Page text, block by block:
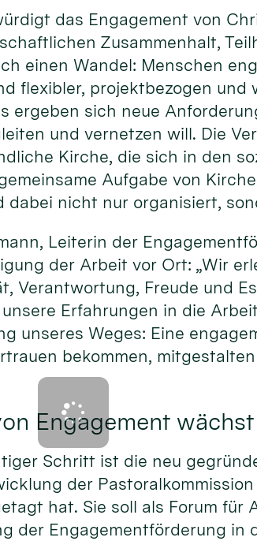
das Engagement von
Zusammenhalt,
einen Wandel: Menschen
flexibler, projektbezogen
ergeben sich neue
und vernetzen will. Die
Kirche, die sich in den
Aufgabe von
dabei nicht nur organisiert,
Leiterin der
der Arbeit vor Ort: „Wir
Verantwortung, Freude und
Erfahrungen in die
unseres Weges: Eine
bekommen,
Engagement wächst
Schritt ist die neu
der
hat. Sie soll als Forum für
der Engagementförderung in